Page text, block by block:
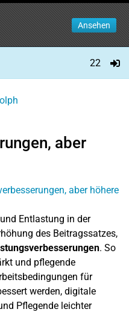
Ansehen
22
aber
Entlastung in der
des Beitragssatzes,
. So
und pflegende
für
werden, digitale
Pflegende leichter